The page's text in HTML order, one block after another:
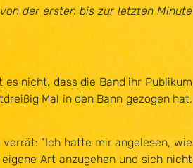
der ersten bis zur letzten Minute
es nicht, dass die Band ihr Publikum
Mal in den Bann gezogen hat.
“Ich hatte mir angelesen, wie
Art anzugehen und sich nicht